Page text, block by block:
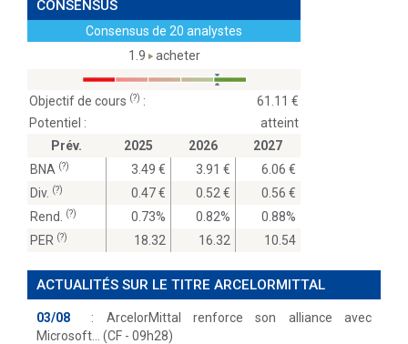
CONSENSUS
Consensus de 20 analystes
1.9
acheter
Objectif de cours (?) :
61.11
Potentiel :
atteint
Prév.
2025 2026
2027
BNA (?) 3.49 3.91
6.06
Div. (?) 0.47 0.52
0.56
Rend.
(?) 0.73% 0.82%
0.88%
PER (?) 18.32 16.32 10.54
ACTUALITÉS SUR LE TITRE ARCELORMITTAL
03/08 : ArcelorMittal renforce son alliance avec
Microsoft… (CF - 09h28)